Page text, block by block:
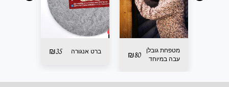
מטפחת גובלן
עבה במיוחד
₪80 ברט אנגורה ₪35